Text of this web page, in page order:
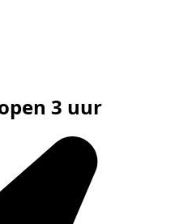
3 uur